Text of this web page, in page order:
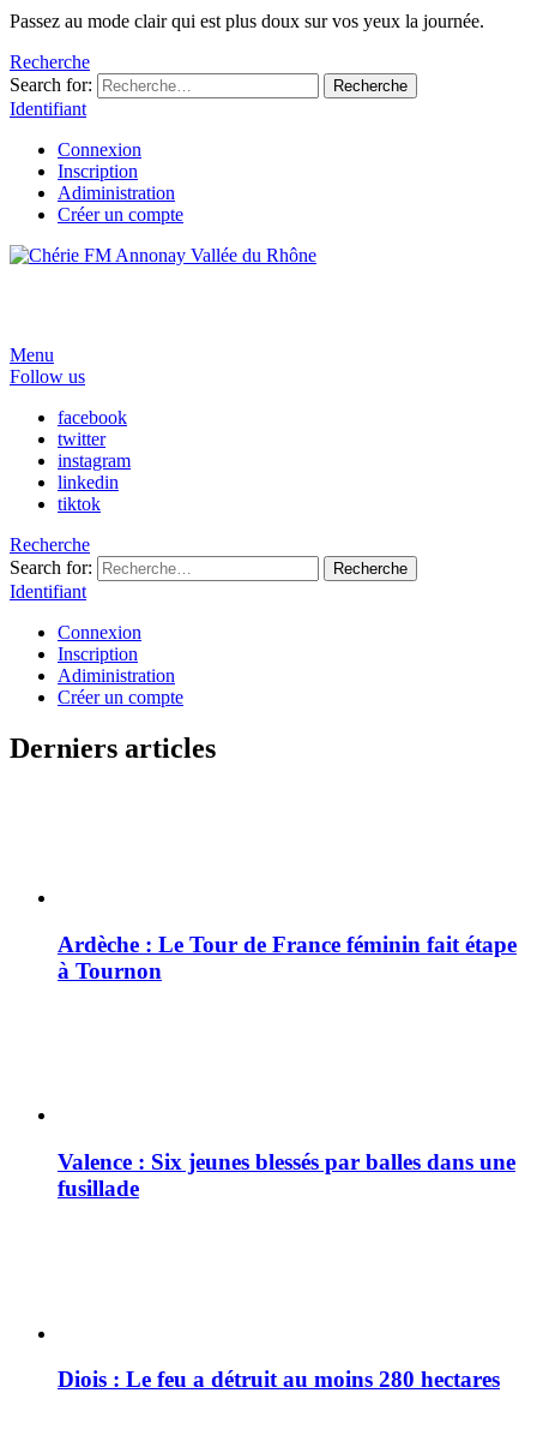
Passez au mode clair qui est plus doux sur vos yeux la journée.
Recherche
Search for:
Recherche
Identifiant
Connexion
Inscription
Adiministration
Créer un compte
Menu
Follow us
facebook
twitter
instagram
linkedin
tiktok
Recherche
Search for:
Recherche
Identifiant
Connexion
Inscription
Adiministration
Créer un compte
Derniers articles
Ardèche : Le Tour de France féminin fait étape
à Tournon
Valence : Six jeunes blessés par balles dans une
fusillade
Diois : Le feu a détruit au moins 280 hectares